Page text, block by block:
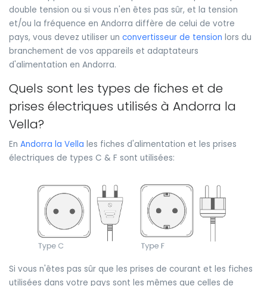
double tension ou si vous n'en êtes pas sûr, et la tension
et/ou la fréquence en Andorra diffère de celui de votre
pays, vous devez utiliser un convertisseur de tension lors du
branchement de vos appareils et adaptateurs
d'alimentation en Andorra.
Quels sont les types de fiches et de
prises électriques utilisés à Andorra la
Vella?
En Andorra la Vella les fiches d'alimentation et les prises
électriques de types C & F sont utilisées:
Si vous n'êtes pas sûr que les prises de courant et les fiches
utilisées dans votre pays sont les mêmes que celles de